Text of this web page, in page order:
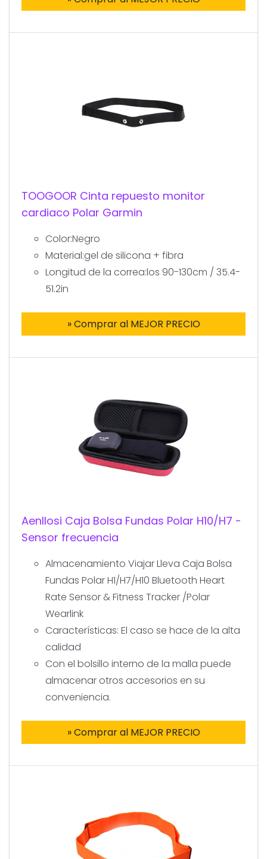
TOOGOOR Cinta repuesto monitor
cardiaco Polar Garmin
Color:Negro
Material:gel de silicona + fibra
Longitud de la correa:los 90-130cm / 35.4-
51.2in
» Comprar al MEJOR PRECIO
Aenllosi Caja Bolsa Fundas Polar H10/H7 -
Sensor frecuencia
Almacenamiento Viajar Lleva Caja Bolsa
Fundas Polar H1/H7/H10 Bluetooth Heart
Rate Sensor & Fitness Tracker /Polar
Wearlink
Características: El caso se hace de la alta
calidad
Con el bolsillo interno de la malla puede
almacenar otros accesorios en su
conveniencia.
» Comprar al MEJOR PRECIO